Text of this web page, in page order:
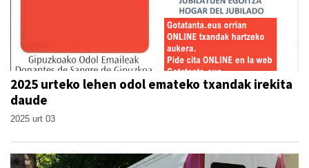
2025 urteko lehen odol emateko txandak irekita
daude
2025 urt 03